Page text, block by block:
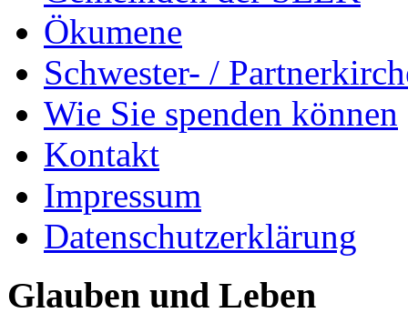
Ökumene
Schwester- /
Wie Sie spenden können
Kontakt
Impressum
Datenschutzerklärung
Glauben und Leben